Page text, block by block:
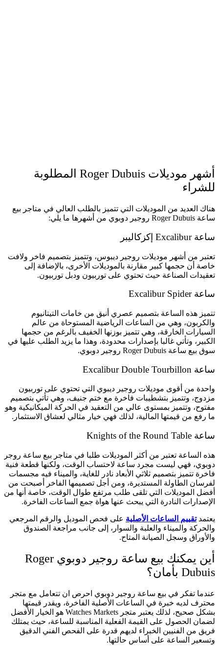
أشهر موديلات Roger Dubuis المطلوبة
للشراء
هناك العديد من الموديلات التي تتميز بالطلب العالي في متاجر بيع
ساعة Roger Dubuis روجير دوبوي من أشهرها ما يلي:
ساعة Excalibur إكزكاليبر
تعتبر من أشهر موديلات روجير ديبوس، وتتميز بتصميم فاخر ولافت
خاصة أن حجمها كبير مقارنة بالموديلات الأخرى، بالإضافة إلى
تعقيدات الصناعة حيث تحتوي على توربيون ودبل توربيون.
ساعة Excalibur Spider
تتميز هذه الساعة بتصميم عصري أنيق من خامات التيتانيوم
والكربون، وهي من الساعات الرياضية المستوحاة من عالم
السيارات الخارقة، وهي تتميز بوزنها الخفيف بالرغم من حجمها
الكبير، وتأتي غالبا بإصدارات محدودة، وهذا ما يزيد الطلب عليها في
سوق بيع ساعة Roger Dubuis روجير دوبوي.
ساعة Excalibur Double Tourbillon
واحدة من أقوى موديلات روجير ديبوي التي تحتوي على توربيون
مزدوج، وتتميز بتشطيبات فاخرة مع ختم جنيف، وهي تأتي بتصميم
مفتوح، وتتميز بمستوى عالي من التعقيد في الحركة الميكانيكية وهو
ما رفع من قيمتها المالية، لذلك فهي خيار مثالي لعشاق الاستثمار.
ساعة Knights of the Round Table
هذه الساعة تعتبر من أكثر الموديلات طلبا في متاجر بيع ساعة روجر
دوبوي، فهي ليست مجرد ساعة لاحتساب الوقت، ولكنها قطعة فنية
فاخرة تتميز بتصميم ثلاثي الأبعاد نادر للغاية، والميناء فيه مجسمات
لفرسان الطاولة المستديرة، ومن أجل تصميمها الفاخر أصبحت من
أفضل الموديلات التي تلقى طلب مرتفع طوال الوقت، خاصة أنها من
الإصدارات النادرة التي يبحث عنها هواة جمع الساعات الفاخرة.
يعتمدتقييم الساعات الأصلية على فحص الموديل والرقم المرجعي
والحركة والميناء والعلبة والسوار، إلى جانب مراجعة الصندوق
والأوراق وسجل الصيانة المتاح.
أين يمكنك بيع ساعة روجير دوبوي Roger
Dubuis بأمان؟
عندما تفكر في بيع ساعة روجير دوبوي احرص ان تتعامل مع متجر
محترف لديه خبرة في الساعات الأصلية الفاخرة، ويقدر قيمتها
بشكل صحيح، لذلك يعتبر متجر Watches Markets هو الخيار الأفضل
لضمان الحصول على القيمة الفعلية المناسبة للساعة، حيث يمتلك
فريق من الفنيين الخبراء لديهم قدرة على الفحص الفني الدقيق
وتسعير الساعة على أساس حالتها.